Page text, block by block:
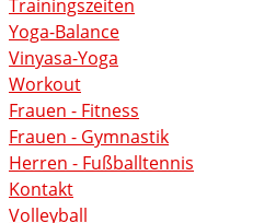
Trainingszeiten
Yoga-Balance
Vinyasa-Yoga
Workout
Frauen - Fitness
Frauen - Gymnastik
Herren - Fußballtennis
Kontakt
Volleyball